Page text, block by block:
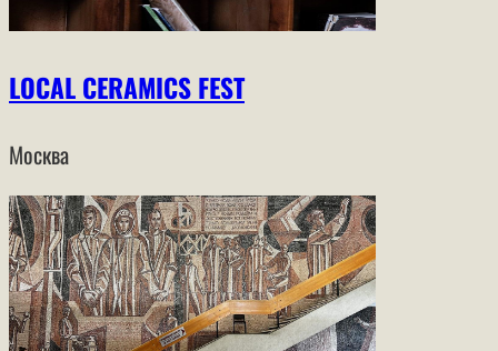
LOCAL CERAMICS FEST
Москва